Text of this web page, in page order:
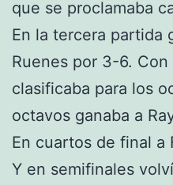
que se proclamaba
En la tercera partida
Ruenes por 3-6.
clasificaba para los
octavos ganaba a
En cuartos de final a
Y en semifinales